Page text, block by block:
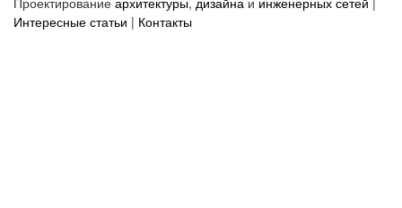
Интересные статьи | Контакты